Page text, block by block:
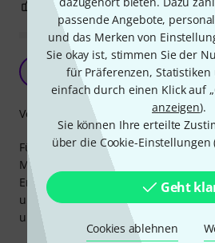
passende Angebote,
und das Merken von
Sie okay ist, stimmen Sie der
für Präferenzen,
einfach durch einen Klick auf
anzeigen).
Sie können Ihre erteilte
über die Cookie-Einstellungen
Geht
Cookies ablehnen
0 BEWERTUNG
Top Shure Qualität!
Skogtroll
Für mein altes Shure SM78 habe ich
Mic-Klemme gesucht und bin auf
Ersatzteil gestoßen: Top-Qualität!
und tadellos. Ich habe keine Angst,
und mein gutes altes Traum-
Verarbeitung